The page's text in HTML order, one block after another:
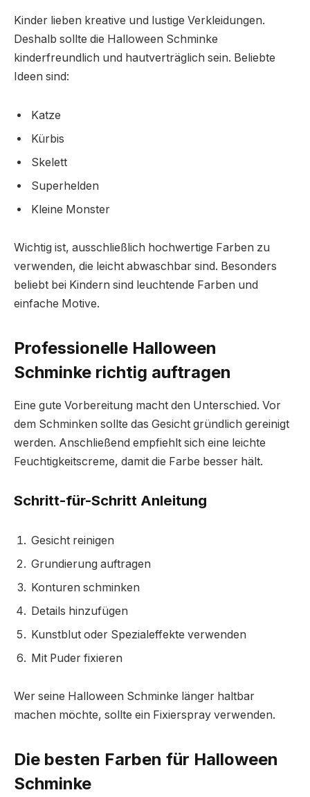
Kinder lieben kreative und lustige Verkleidungen.
Deshalb sollte die Halloween Schminke
kinderfreundlich und hautverträglich sein. Beliebte
Ideen sind:
Katze
Kürbis
Skelett
Superhelden
Kleine Monster
Wichtig ist, ausschließlich hochwertige Farben zu
verwenden, die leicht abwaschbar sind. Besonders
beliebt bei Kindern sind leuchtende Farben und
einfache Motive.
Professionelle Halloween
Schminke richtig auftragen
Eine gute Vorbereitung macht den Unterschied. Vor
dem Schminken sollte das Gesicht gründlich gereinigt
werden. Anschließend empfiehlt sich eine leichte
Feuchtigkeitscreme, damit die Farbe besser hält.
Schritt-für-Schritt Anleitung
Gesicht reinigen
Grundierung auftragen
Konturen schminken
Details hinzufügen
Kunstblut oder Spezialeffekte verwenden
Mit Puder fixieren
Wer seine Halloween Schminke länger haltbar
machen möchte, sollte ein Fixierspray verwenden.
Die besten Farben für Halloween
Schminke